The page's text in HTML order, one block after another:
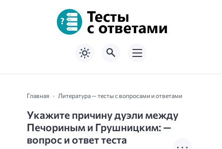
Главная Литература — тесты с вопросами и ответами
Укажите причину дуэли между
Печориным и Грушницким: —
вопрос и ответ теста